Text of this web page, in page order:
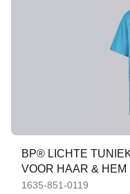
BP® LICHTE
VOOR HAAR & HEM
1635-851-0119